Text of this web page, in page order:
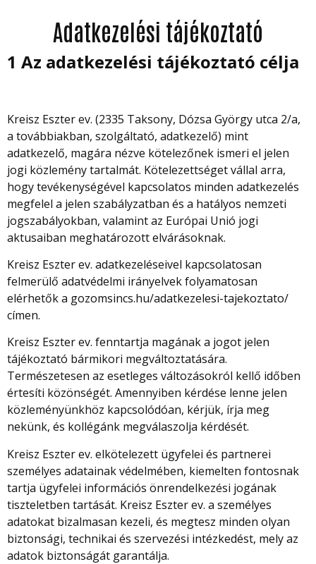
Adatkezelési tájékoztató
1 Az adatkezelési tájékoztató célja
Kreisz Eszter ev. (2335 Taksony, Dózsa György utca 2/a,
a továbbiakban, szolgáltató, adatkezelő) mint
adatkezelő, magára nézve kötelezőnek ismeri el jelen
jogi közlemény tartalmát. Kötelezettséget vállal arra,
hogy tevékenységével kapcsolatos minden adatkezelés
megfelel a jelen szabályzatban és a hatályos nemzeti
jogszabályokban, valamint az Európai Unió jogi
aktusaiban meghatározott elvárásoknak.
Kreisz Eszter ev. adatkezeléseivel kapcsolatosan
felmerülő adatvédelmi irányelvek folyamatosan
elérhetők a gozomsincs.hu/adatkezelesi-tajekoztato/
címen.
Kreisz Eszter ev. fenntartja magának a jogot jelen
tájékoztató bármikori megváltoztatására.
Természetesen az esetleges változásokról kellő időben
értesíti közönségét. Amennyiben kérdése lenne jelen
közleményünkhöz kapcsolódóan, kérjük, írja meg
nekünk, és kollégánk megválaszolja kérdését.
Kreisz Eszter ev. elkötelezett ügyfelei és partnerei
személyes adatainak védelmében, kiemelten fontosnak
tartja ügyfelei információs önrendelkezési jogának
tiszteletben tartását. Kreisz Eszter ev. a személyes
adatokat bizalmasan kezeli, és megtesz minden olyan
biztonsági, technikai és szervezési intézkedést, mely az
adatok biztonságát garantálja.